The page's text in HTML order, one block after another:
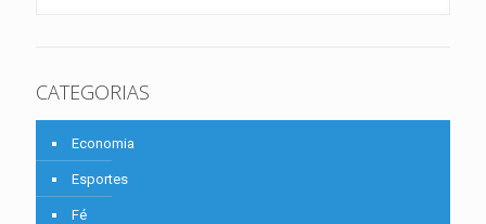
CATEGORIAS
Economia
Esportes
Fé